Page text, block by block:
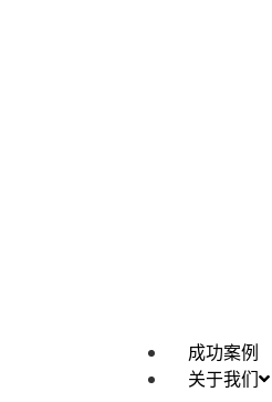
成功案例
关于我们